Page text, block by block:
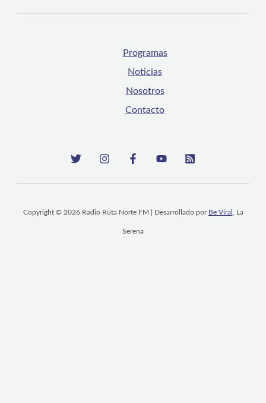
Programas
Noticias
Nosotros
Contacto
Copyright © 2026 Radio Ruta Norte FM | Desarrollado por Be Viral , La
Serena